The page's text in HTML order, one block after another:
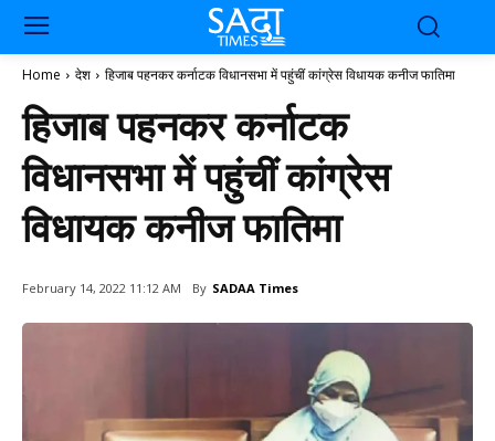
Home देश हिजाब पहनकर कर्नाटक विधानसभा में पहुंचीं कांग्रेस विधायक कनीज फातिमा
हिजाब पहनकर कर्नाटक
विधानसभा में पहुंचीं कांग्रेस
विधायक कनीज फातिमा
February 14, 2022 11:12 AM By SADAA Times